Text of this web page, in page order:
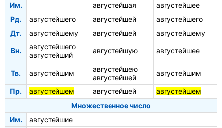
Им.
августейшая
августейшее
Рд.
августейшего августейшей
августейшего
Дт.
августейшему августейшей августейшему
Вн.
августейшего
августейший
августейшую августейшее
Тв. августейшим
августейшею
августейшей
августейшим
Пр. августейшем августейшей
августейшем
Множественное число
Им.
августейшие